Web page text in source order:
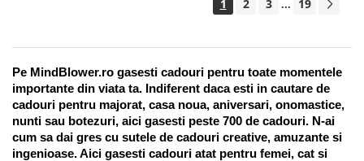
1 2 3 ... 19
Pe MindBlower.ro gasesti cadouri pentru toate momentele
importante din viata ta. Indiferent daca esti in cautare de
cadouri pentru majorat, casa noua, aniversari, onomastice,
nunti sau botezuri, aici gasesti peste 700 de cadouri. N-ai
cum sa dai gres cu sutele de cadouri creative, amuzante si
ingenioase. Aici gasesti cadouri atat pentru femei, cat si